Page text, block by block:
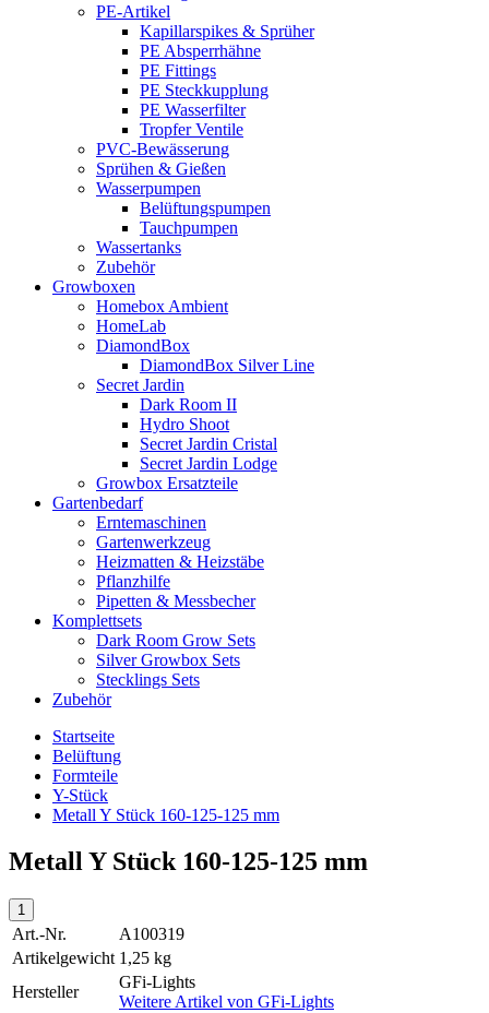
PE-Artikel
Kapillarspikes & Sprüher
PE Absperrhähne
PE Fittings
PE Steckkupplung
PE Wasserfilter
Tropfer Ventile
PVC-Bewässerung
Sprühen & Gießen
Wasserpumpen
Belüftungspumpen
Tauchpumpen
Wassertanks
Zubehör
Growboxen
Homebox Ambient
HomeLab
DiamondBox
DiamondBox Silver Line
Secret Jardin
Dark Room II
Hydro Shoot
Secret Jardin Cristal
Secret Jardin Lodge
Growbox Ersatzteile
Gartenbedarf
Erntemaschinen
Gartenwerkzeug
Heizmatten & Heizstäbe
Pflanzhilfe
Pipetten & Messbecher
Komplettsets
Dark Room Grow Sets
Silver Growbox Sets
Stecklings Sets
Zubehör
Startseite
Belüftung
Formteile
Y-Stück
Metall Y Stück 160-125-125 mm
Metall Y Stück 160-125-125 mm
Art.-Nr.
A100319
Artikelgewicht 1,25 kg
Hersteller
GFi-Lights
Weitere Artikel von GFi-Lights